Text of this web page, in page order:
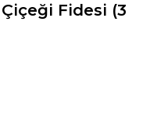
Fidesi (3